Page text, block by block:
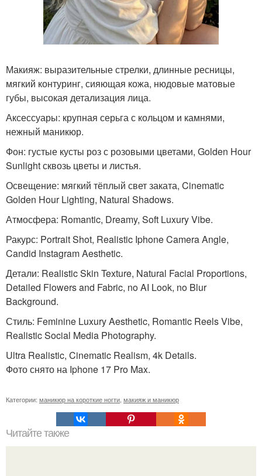
Макияж: выразительные стрелки, длинные ресницы,
мягкий контуринг, сияющая кожа, нюдовые матовые
губы, высокая детализация лица.
Аксессуары: крупная серьга с кольцом и камнями,
нежный маникюр.
Фон: густые кусты роз с розовыми цветами, Golden Hour
Sunlight сквозь цветы и листья.
Освещение: мягкий тёплый свет заката, Cinematic
Golden Hour Lighting, Natural Shadows.
Атмосфера: Romantic, Dreamy, Soft Luxury Vibe.
Ракурс: Portrait Shot, Realistic Iphone Camera Angle,
Candid Instagram Aesthetic.
Детали: Realistic Skin Texture, Natural Facial Proportions,
Detailed Flowers and Fabric, no AI Look, no Blur
Background.
Стиль: Feminine Luxury Aesthetic, Romantic Reels Vibe,
Realistic Social Media Photography.
Ultra Realistic, Cinematic Realism, 4k Details.
Фото снято на Iphone 17 Pro Max.
Категории: маникюр на короткие ногти макияж и маникюр
Читайте также